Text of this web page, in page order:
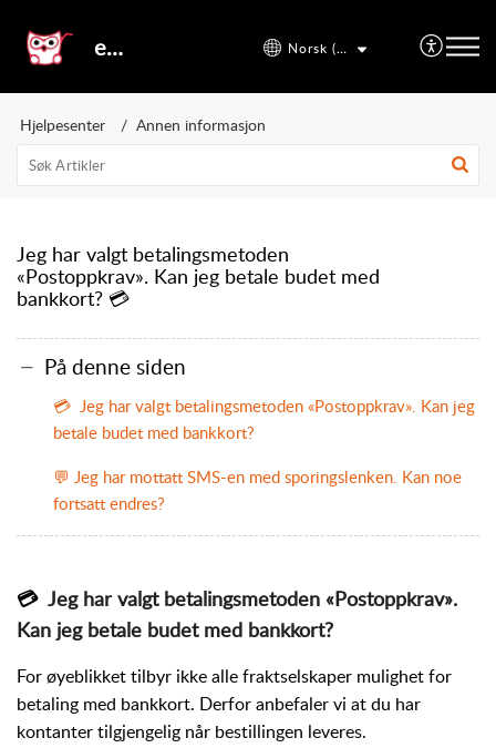
etal24 Norsk (bokmål)
Hjelpesenter Annen informasjon
Jeg har valgt betalingsmetoden
«Postoppkrav». Kan jeg betale budet med
bankkort? 💳
På denne siden
💳 Jeg har valgt betalingsmetoden «Postoppkrav». Kan jeg
betale budet med bankkort?
💬 Jeg har mottatt SMS-en med sporingslenken. Kan noe
fortsatt endres?
💳 Jeg har valgt betalingsmetoden «Postoppkrav».
Kan jeg betale budet med bankkort?
For øyeblikket tilbyr ikke alle fraktselskaper mulighet for
betaling med bankkort. Derfor anbefaler vi at du har
kontanter tilgjengelig når bestillingen leveres.